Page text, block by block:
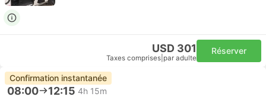
USD 301
Taxes comprises par adulte
Réserver
Confirmation instantanée
08:00 12:15 4h 15m